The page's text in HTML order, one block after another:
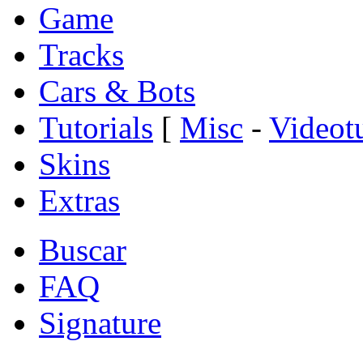
Game
Tracks
Cars & Bots
Tutorials [ Misc -
Skins
Extras
Buscar
FAQ
Signature